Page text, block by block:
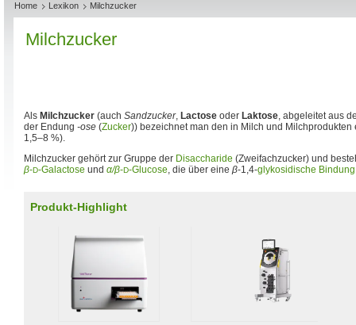
Home Lexikon Milchzucker
Milchzucker
Als Milchzucker (auch Sandzucker, Lactose oder Laktose, abgeleitet aus
der Endung -ose (Zucker)) bezeichnet man den in Milch und Milchprodukten
1,5–8 %).
Milchzucker gehört zur Gruppe der Disaccharide (Zweifachzucker) und
β-D-Galactose und α/β-D-Glucose, die über eine β-1,4-glykosidische Bindung
Produkt-Highlight